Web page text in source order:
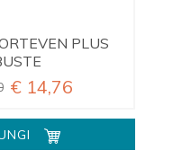
PLUS
€ 14,76